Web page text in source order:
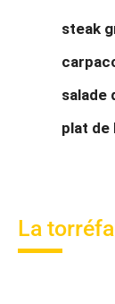
steak
salade
plat de
La